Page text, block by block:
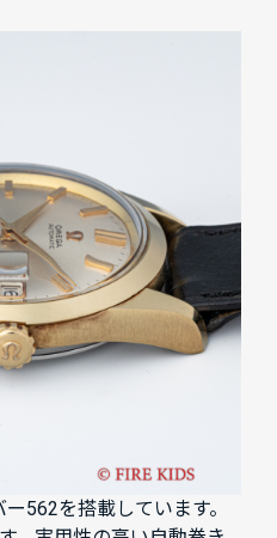
562を搭載しています。